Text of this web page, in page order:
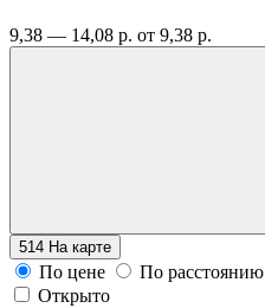
9,38 — 14,08 р. от 9,38 р.
514 На карте
По цене
По расстоянию
Открыто